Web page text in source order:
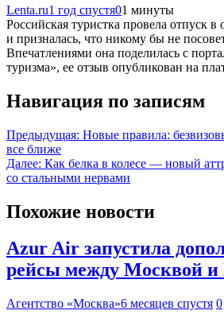
Lenta.ru1 год спустя01 минуты
Российская туристка провела отпуск в
и призналась, что никому бы не
Впечатлениями она поделилась с
туризма», ее отзыв опубликован на
Навигация по записям
Предыдущая: Новые правила:
все ближе
Далее: Как белка в колесе — новый
со стальными нервами
Похожие новости
Azur Air запустила
рейсы между Москвой и
Агентство «Москва»6 месяцев спустя 0